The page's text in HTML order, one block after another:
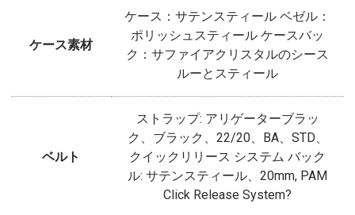
ケース素材
ケース：サテンスティール ベゼル：
ポリッシュスティール ケースバッ
ク：サファイアクリスタルのシース
ルーとスティール
ベルト
ストラップ: アリゲーターブラッ
ク、ブラック、22/20、BA、STD、
クイックリリース システム バック
ル: サテンスティール、20mm, PAM
Click Release System?